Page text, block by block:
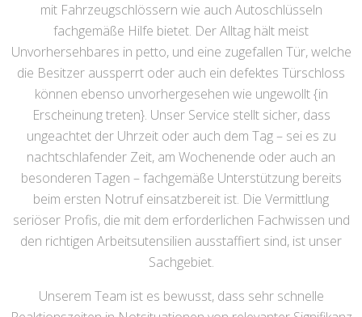
mit Fahrzeugschlössern wie auch Autoschlüsseln
fachgemäße Hilfe bietet. Der Alltag hält meist
Unvorhersehbares in petto, und eine zugefallen Tür, welche
die Besitzer aussperrt oder auch ein defektes Türschloss
können ebenso unvorhergesehen wie ungewollt {in
Erscheinung treten}. Unser Service stellt sicher, dass
ungeachtet der Uhrzeit oder auch dem Tag – sei es zu
nachtschlafender Zeit, am Wochenende oder auch an
besonderen Tagen – fachgemäße Unterstützung bereits
beim ersten Notruf einsatzbereit ist. Die Vermittlung
seriöser Profis, die mit dem erforderlichen Fachwissen und
den richtigen Arbeitsutensilien ausstaffiert sind, ist unser
Sachgebiet.
Unserem Team ist es bewusst, dass sehr schnelle